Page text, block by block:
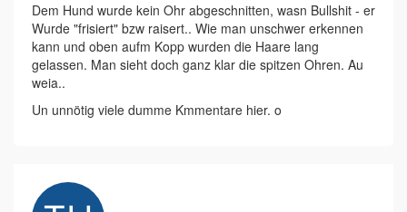
Dem Hund wurde kein Ohr abgeschnitten, wasn Bullshit - er
Wurde "frisiert" bzw raisert.. Wie man unschwer erkennen
kann und oben aufm Kopp wurden die Haare lang
gelassen. Man sieht doch ganz klar die spitzen Ohren. Au
weia..
Un unnötig viele dumme Kmmentare hier. o